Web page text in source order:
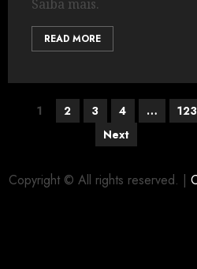
Saiba mais.
READ MORE
1 2 3 4 …
123
Next
Copyright © All rights reserved. |